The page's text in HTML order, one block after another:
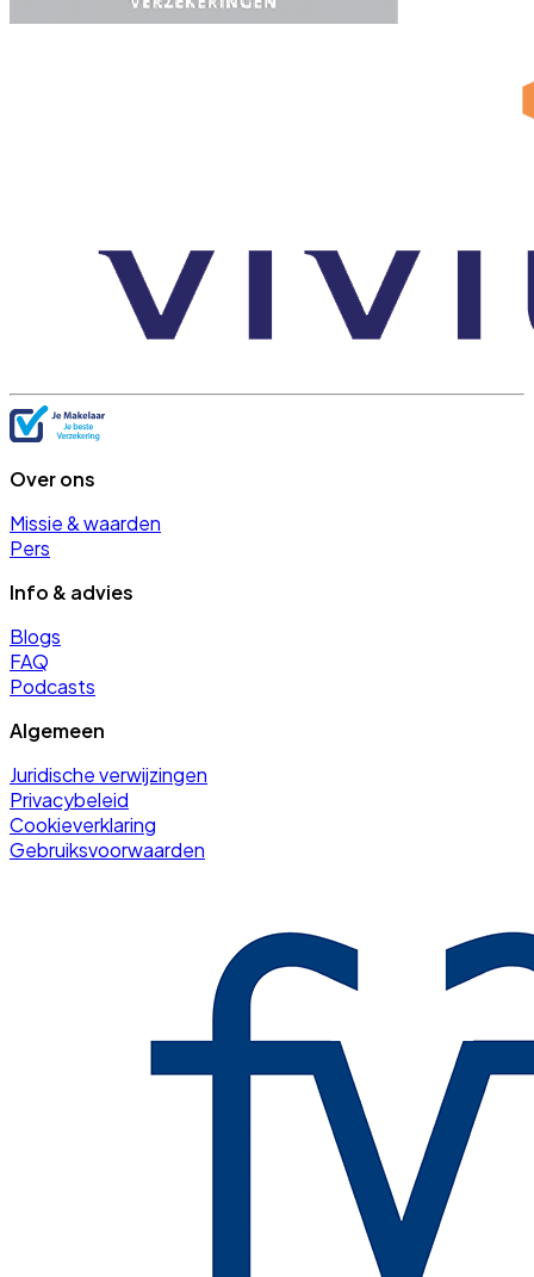
Over ons
Missie & waarden
Pers
Info & advies
Blogs
FAQ
Podcasts
Algemeen
Juridische verwijzingen
Privacybeleid
Cookieverklaring
Gebruiksvoorwaarden